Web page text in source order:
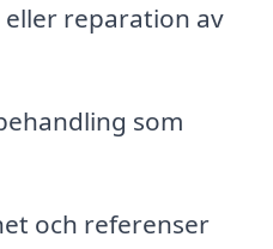
reparation av
som
och referenser